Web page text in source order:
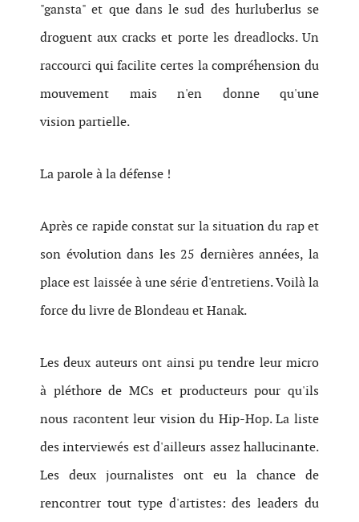
"gansta" et que dans le sud des hurluberlus se
droguent aux cracks et porte les dreadlocks. Un
raccourci qui facilite certes la compréhension du
mouvement mais n'en donne qu'une
vision partielle.
La parole à la défense !
Après ce rapide constat sur la situation du rap et
son évolution dans les 25 dernières années, la
place est laissée à une série d'entretiens. Voilà la
force du livre de Blondeau et Hanak.
Les deux auteurs ont ainsi pu tendre leur micro
à pléthore de MCs et producteurs pour qu'ils
nous racontent leur vision du Hip-Hop. La liste
des interviewés est d'ailleurs assez hallucinante.
Les deux journalistes ont eu la chance de
rencontrer tout type d'artistes: des leaders du